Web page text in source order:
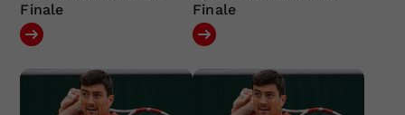
Finale
Finale